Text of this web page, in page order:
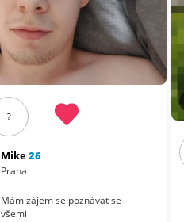
?
Mike26
Praha
Mám zájem se poznávat se
všemi